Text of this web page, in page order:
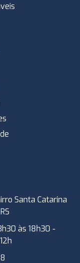
Santa Catarina
às 18h30 -